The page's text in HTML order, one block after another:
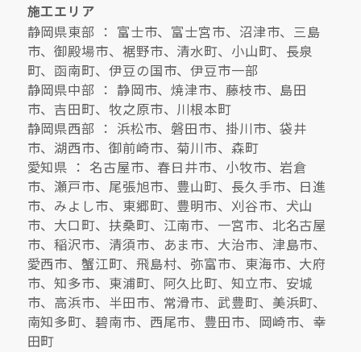
施工エリア
静岡県東部 ： 富士市、富士宮市、沼津市、三島
市、御殿場市、裾野市、清水町、小山町、長泉
町、函南町、伊豆の国市、伊豆市一部
静岡県中部 ： 静岡市、焼津市、藤枝市、島田
市、吉田町、牧之原市、川根本町
静岡県西部 ： 浜松市、磐田市、掛川市、袋井
市、湖西市、御前崎市、菊川市、森町
愛知県 ： 名古屋市、春日井市、小牧市、岩倉
市、瀬戸市、尾張旭市、豊山町、長久手市、日進
市、みよし市、東郷町、豊明市、刈谷市、犬山
市、大口町、扶桑町、江南市、一宮市、北名古屋
市、稲沢市、清須市、あま市、大治市、津島市、
愛西市、蟹江町、飛島村、弥富市、東海市、大府
市、知多市、東浦町、阿久比町、知立市、安城
市、高浜市、半田市、常滑市、武豊町、美浜町、
南知多町、碧南市、西尾市、豊田市、岡崎市、幸
田町